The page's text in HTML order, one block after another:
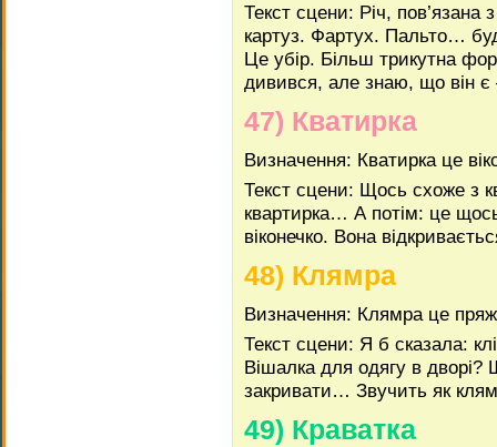
Текст сцени: Річ, пов’язана
картуз. Фартух. Пальто…
Це убір. Більш трикутна
дивився, але знаю, що він
47) Кватирка
Визначення: Кватирка це
Текст сцени: Щось схоже з
квартирка… А потім: це
віконечко. Вона
48) Клямра
Визначення: Клямра це
Текст сцени: Я б сказала:
Вішалка для одягу в
закривати… Звучить як
49) Краватка